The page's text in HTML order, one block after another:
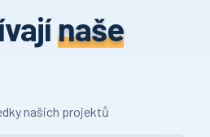
naše
našich projektů